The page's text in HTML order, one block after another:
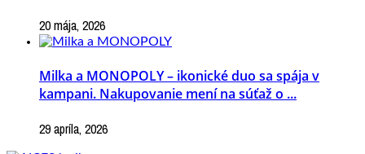
20 mája, 2026
Milka a MONOPOLY – ikonické duo sa spája v
kampani. Nakupovanie mení na súťaž o ...
29 apríla, 2026